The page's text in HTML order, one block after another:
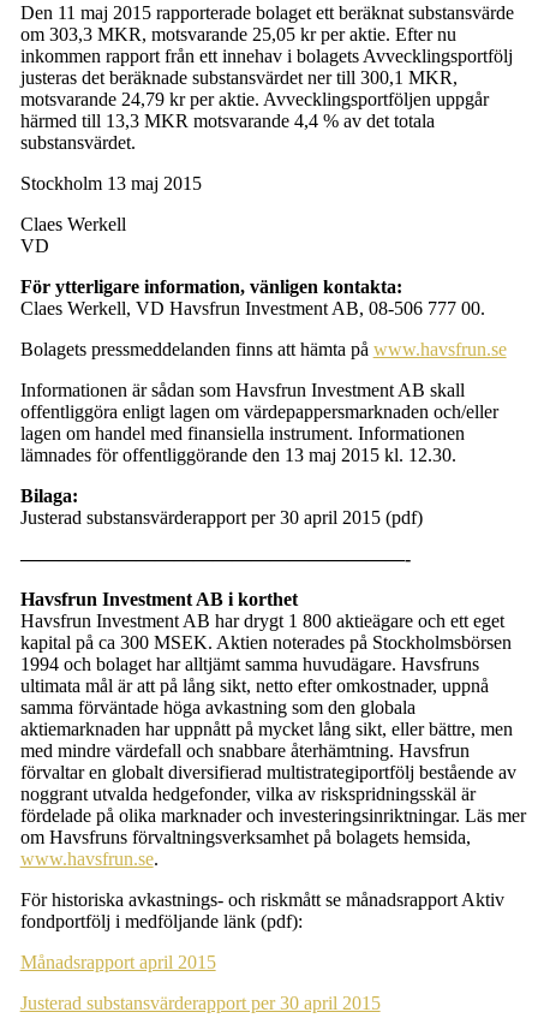
Den 11 maj 2015 rapporterade bolaget ett beräknat substansvärde
om 303,3 MKR, motsvarande 25,05 kr per aktie. Efter nu
inkommen rapport från ett innehav i bolagets Avvecklingsportfölj
justeras det beräknade substansvärdet ner till 300,1 MKR,
motsvarande 24,79 kr per aktie. Avvecklingsportföljen uppgår
härmed till 13,3 MKR motsvarande 4,4 % av det totala
substansvärdet.
Stockholm 13 maj 2015
Claes Werkell
VD
För ytterligare information, vänligen kontakta:
Claes Werkell, VD Havsfrun Investment AB, 08-506 777 00.
Bolagets pressmeddelanden finns att hämta på www.havsfrun.se
Informationen är sådan som Havsfrun Investment AB skall
offentliggöra enligt lagen om värdepappersmarknaden och/eller
lagen om handel med finansiella instrument. Informationen
lämnades för offentliggörande den 13 maj 2015 kl. 12.30.
Bilaga:
Justerad substansvärderapport per30 april 2015 (pdf)
————————————————————-
Havsfrun Investment AB i korthet
Havsfrun Investment AB har drygt 1 800 aktieägare och ett eget
kapital på ca 300 MSEK. Aktien noterades på Stockholmsbörsen
1994 och bolaget har alltjämt samma huvudägare. Havsfruns
ultimata mål är att på lång sikt, netto efter omkostnader, uppnå
samma förväntade höga avkastning som den globala
aktiemarknaden har uppnått på mycket lång sikt, eller bättre, men
med mindre värdefall och snabbare återhämtning. Havsfrun
förvaltar en globalt diversifierad multistrategiportfölj bestående av
noggrant utvalda hedgefonder, vilka av riskspridningsskäl är
fördelade på olika marknader och investeringsinriktningar. Läs mer
om Havsfruns förvaltningsverksamhet på bolagets hemsida,
www.havsfrun.se.
För historiska avkastnings- och riskmått se månadsrapport Aktiv
fondportfölj i medföljande länk (pdf):
Månadsrapport april 2015
Justerad substansvärderapport per 30 april 2015